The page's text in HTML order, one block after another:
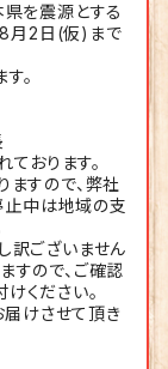
を震源とする
8月2日(仮)まで
。
おります。
すので、弊社
止中は地域の支
訳ございません
すので、ご確認
ください。
けさせて頂き